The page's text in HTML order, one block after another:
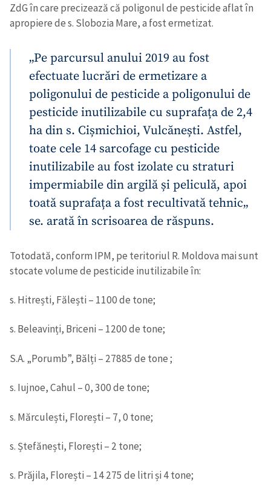
SUSȚINE
ZdG în care precizează că poligonul de pesticide aflat în
apropiere de s. Slobozia Mare, a fost ermetizat.
„Pe parcursul anului 2019 au fost
efectuate lucrări de ermetizare a
poligonului de pesticide a poligonului de
pesticide inutilizabile cu suprafața de 2,4
ha din s. Cișmichioi, Vulcănești. Astfel,
toate cele 14 sarcofage cu pesticide
inutilizabile au fost izolate cu straturi
impermiabile din argilă și peliculă, apoi
toată suprafața a fost recultivată tehnic„
se. arată în scrisoarea de răspuns.
Totodată, conform IPM, pe teritoriul R. Moldova mai sunt
stocate volume de pesticide inutilizabile în:
s. Hitrești, Fălești – 1100 de tone;
s. Beleavinți, Briceni – 1200 de tone;
S.A. „Porumb”, Bălți – 27885 de tone ;
s. Iujnoe, Cahul – 0, 300 de tone;
s. Mărculești, Florești – 7, 0 tone;
s. Ștefănești, Florești – 2 tone;
s. Prăjila, Florești – 14 275 de litri și 4 tone;